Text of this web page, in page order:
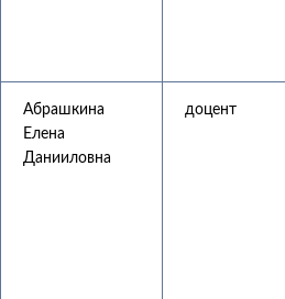
Абрашкина
Елена
Данииловна
доцент